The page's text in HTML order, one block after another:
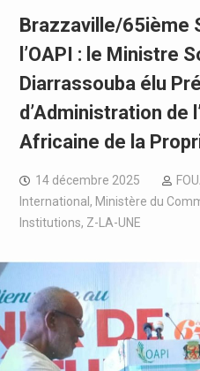
Brazzaville/65ième
l’OAPI : le Ministre
Diarrassouba élu
d’Administration de
Africaine de la
14 décembre 2025
International , Ministère du
Institutions, Z-LA-UNE